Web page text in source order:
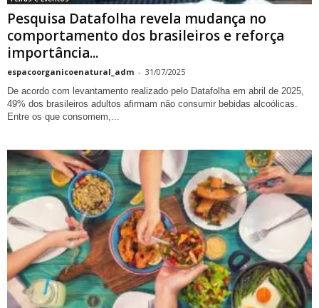
Pesquisa Datafolha revela mudança no
comportamento dos brasileiros e reforça
importância...
espacoorganicoenatural_adm - 31/07/2025
De acordo com levantamento realizado pelo Datafolha em abril de 2025,
49% dos brasileiros adultos afirmam não consumir bebidas alcoólicas.
Entre os que consomem,...